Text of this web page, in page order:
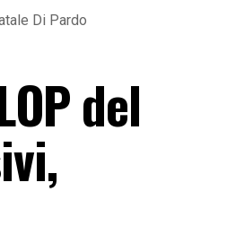
Di Pardo
del